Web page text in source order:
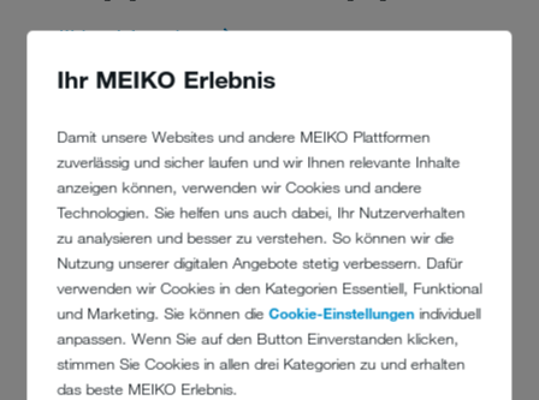
Ihr MEIKO Erlebnis
Damit unsere Websites und andere MEIKO Plattformen
zuverlässig und sicher laufen und wir Ihnen relevante Inhalte
anzeigen können, verwenden wir Cookies und andere
Technologien. Sie helfen uns auch dabei, Ihr Nutzerverhalten
zu analysieren und besser zu verstehen. So können wir die
Nutzung unserer digitalen Angebote stetig verbessern. Dafür
verwenden wir Cookies in den Kategorien Essentiell, Funktional
und Marketing. Sie können dieCookie-Einstellungenindividuell
anpassen. Wenn Sie auf den Button Einverstanden klicken,
stimmen Sie Cookies in allen drei Kategorien zu und erhalten
das beste MEIKO Erlebnis.
Weitere Informationen
EXPERIENCE ZONE
Besuchen Sie unseren virtuellen Showroom, überzeugen Sie
sich anhand von Beispielen von unserer Planungskompetenz
und greifen Sie auf Vorträge, Videos und Konferenzen zu
unterschiedlichen Themen zu.